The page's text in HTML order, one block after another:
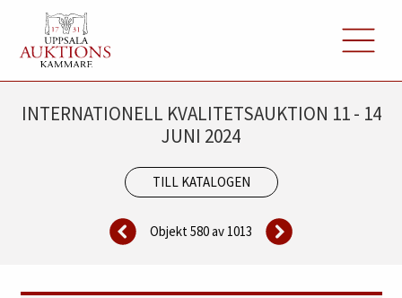
INTERNATIONELL KVALITETSAUKTION 11 - 14
JUNI 2024
TILL KATALOGEN
Objekt 580 av 1013